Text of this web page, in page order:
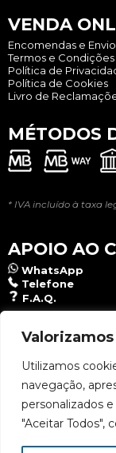
Utilizamos
navegação,
personalizados
"Aceitar Todos",
VENDA
Encomendas e
Termos e
Política de
Política de Cookies
Livro de
MÉTODOS
* IVA incluído à taxa
APOIO AO
WhatsApp
Telefone
F.A.Q.